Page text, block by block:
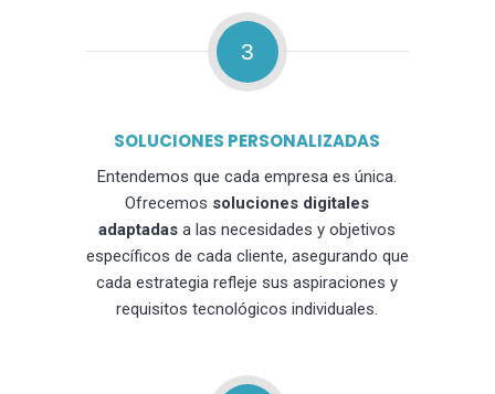
3
SOLUCIONES PERSONALIZADAS
Entendemos que cada empresa es única.
Ofrecemos soluciones digitales
adaptadas a las necesidades y objetivos
específicos de cada cliente, asegurando que
cada estrategia refleje sus aspiraciones y
requisitos tecnológicos individuales.